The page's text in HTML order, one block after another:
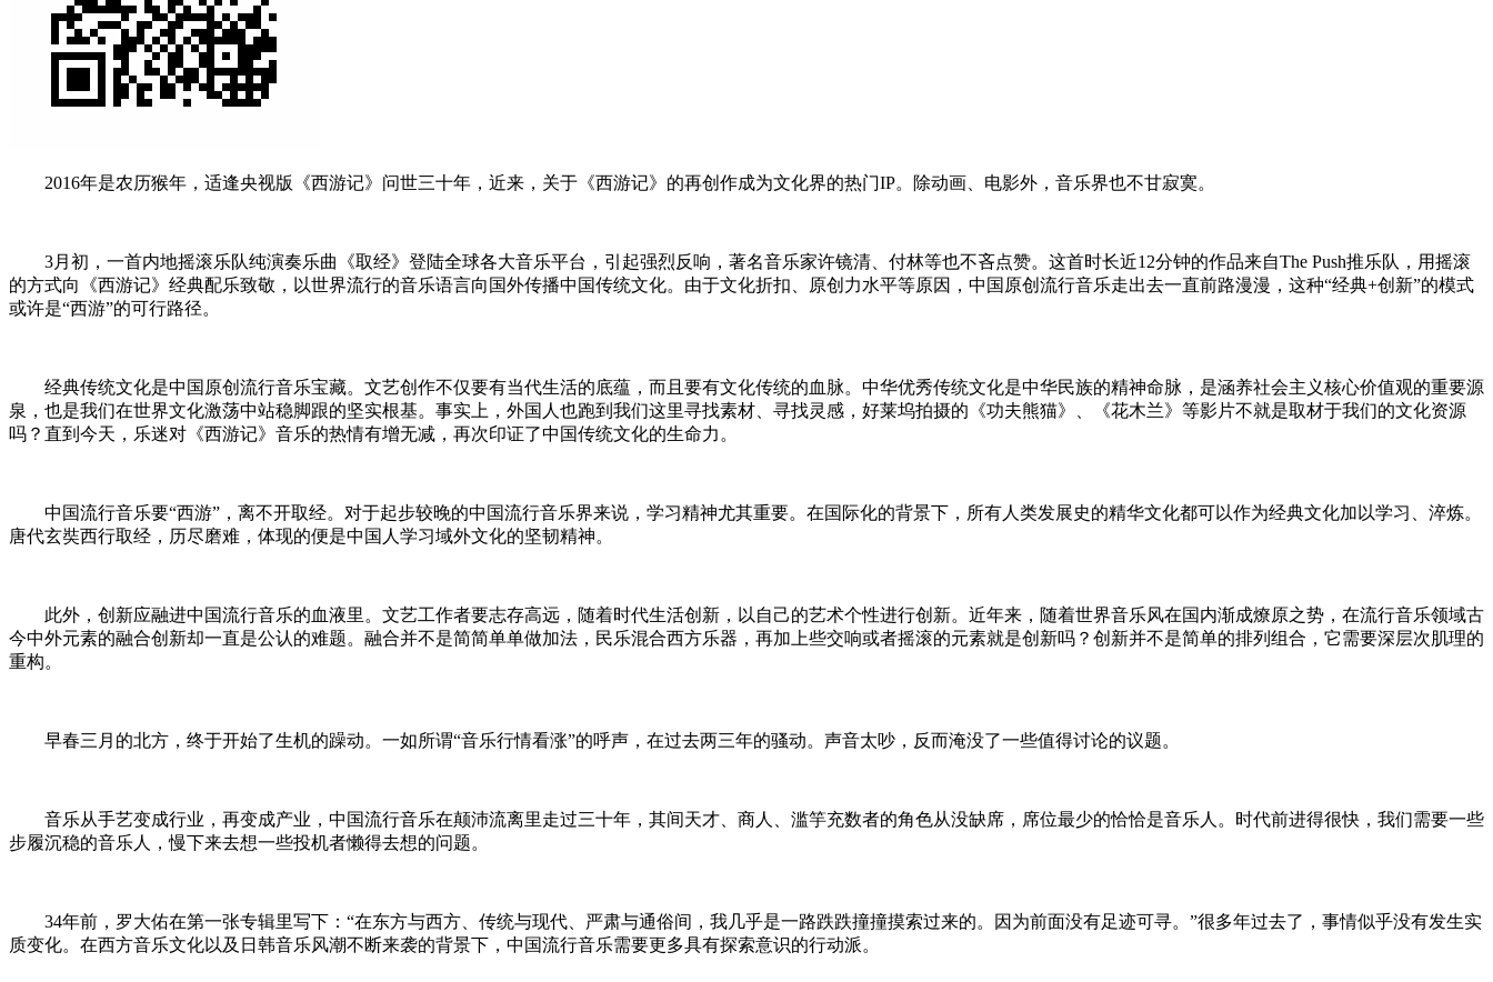
2016年是农历猴年，适逢央视版《西游记》问世三十年，近来，关于《西游记》的再创作成为文化界的热门IP。除动画、电影外，音乐界也不甘寂寞。
3月初，一首内地摇滚乐队纯演奏乐曲《取经》登陆全球各大音乐平台，引起强烈反响，著名音乐家许镜清、付林等也不吝点赞。这首时长近12分钟的作品来自The Push推乐队，用摇滚
的方式向《西游记》经典配乐致敬，以世界流行的音乐语言向国外传播中国传统文化。由于文化折扣、原创力水平等原因，中国原创流行音乐走出去一直前路漫漫，这种“经典+创新”的模式
或许是“西游”的可行路径。
经典传统文化是中国原创流行音乐宝藏。文艺创作不仅要有当代生活的底蕴，而且要有文化传统的血脉。中华优秀传统文化是中华民族的精神命脉，是涵养社会主义核心价值观的重要源
泉，也是我们在世界文化激荡中站稳脚跟的坚实根基。事实上，外国人也跑到我们这里寻找素材、寻找灵感，好莱坞拍摄的《功夫熊猫》、《花木兰》等影片不就是取材于我们的文化资源
吗？直到今天，乐迷对《西游记》音乐的热情有增无减，再次印证了中国传统文化的生命力。
中国流行音乐要“西游”，离不开取经。对于起步较晚的中国流行音乐界来说，学习精神尤其重要。在国际化的背景下，所有人类发展史的精华文化都可以作为经典文化加以学习、淬炼。
唐代玄奘西行取经，历尽磨难，体现的便是中国人学习域外文化的坚韧精神。
此外，创新应融进中国流行音乐的血液里。文艺工作者要志存高远，随着时代生活创新，以自己的艺术个性进行创新。近年来，随着世界音乐风在国内渐成燎原之势，在流行音乐领域古
今中外元素的融合创新却一直是公认的难题。融合并不是简简单单做加法，民乐混合西方乐器，再加上些交响或者摇滚的元素就是创新吗？创新并不是简单的排列组合，它需要深层次肌理的
重构。
早春三月的北方，终于开始了生机的躁动。一如所谓“音乐行情看涨”的呼声，在过去两三年的骚动。声音太吵，反而淹没了一些值得讨论的议题。
音乐从手艺变成行业，再变成产业，中国流行音乐在颠沛流离里走过三十年，其间天才、商人、滥竽充数者的角色从没缺席，席位最少的恰恰是音乐人。时代前进得很快，我们需要一些
步履沉稳的音乐人，慢下来去想一些投机者懒得去想的问题。
34年前，罗大佑在第一张专辑里写下：“在东方与西方、传统与现代、严肃与通俗间，我几乎是一路跌跌撞撞摸索过来的。因为前面没有足迹可寻。”很多年过去了，事情似乎没有发生实
质变化。在西方音乐文化以及日韩音乐风潮不断来袭的背景下，中国流行音乐需要更多具有探索意识的行动派。